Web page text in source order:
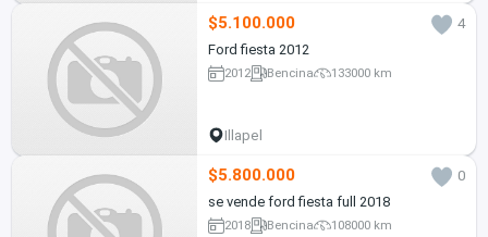
$5.100.000
4
Ford fiesta 2012
2012 Bencina 133000 km
Illapel
$5.800.000
0
se vende ford fiesta full 2018
2018 Bencina 108000 km